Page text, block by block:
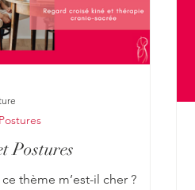
Postures
thème m’est-il cher ?